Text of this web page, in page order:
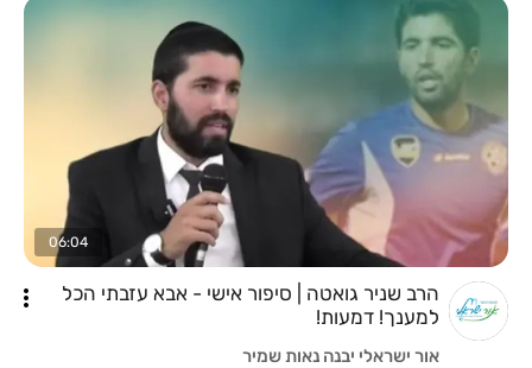
06:04
הרב שניר גואטה | סיפור אישי - אבא עזבתי הכל
למענך! דמעות!
אור ישראלי יבנה נאות שמיר